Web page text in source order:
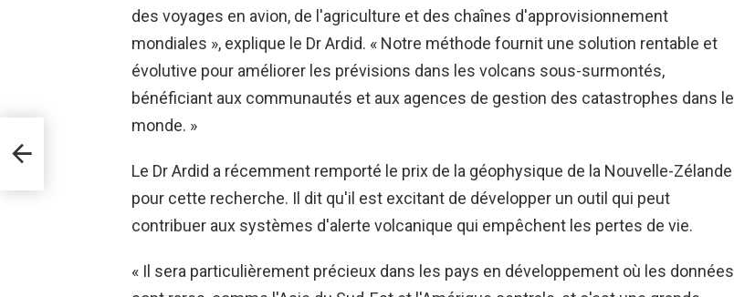
des voyages en avion, de l'agriculture et des chaînes d'approvisionnement
mondiales », explique le Dr Ardid. « Notre méthode fournit une solution rentable et
évolutive pour améliorer les prévisions dans les volcans sous-surmontés,
bénéficiant aux communautés et aux agences de gestion des catastrophes dans le
monde. »
Le Dr Ardid a récemment remporté le prix de la géophysique de la Nouvelle-Zélande
pour cette recherche. Il dit qu'il est excitant de développer un outil qui peut
contribuer aux systèmes d'alerte volcanique qui empêchent les pertes de vie.
« Il sera particulièrement précieux dans les pays en développement où les données